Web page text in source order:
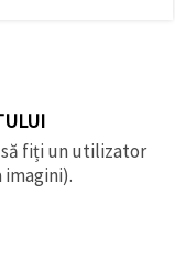
fiți un utilizator